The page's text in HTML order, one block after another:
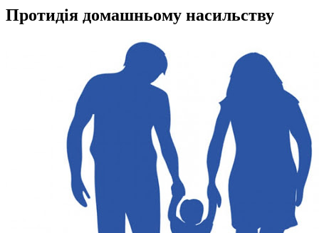
Протидія домашньому насильству